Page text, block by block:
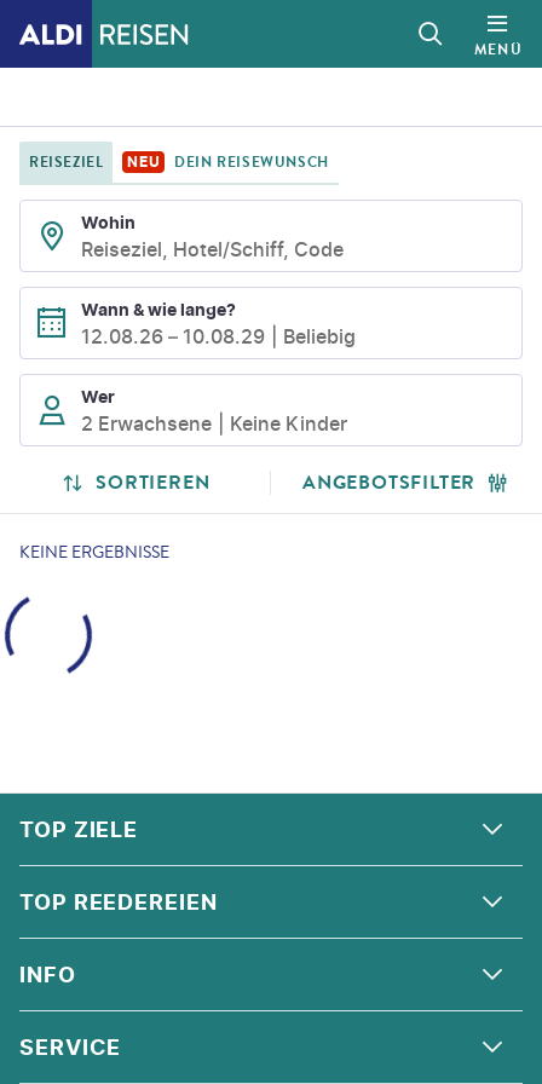
MENÜ
REISEZIEL NEU DEIN REISEWUNSCH
Wohin
Reiseziel, Hotel/Schiff, Code
Wann & wie lange?
12.08.26 – 10.08.29 Beliebig
Wer
2 Erwachsene Keine Kinder
SUCHLISTENSEITE
SUCHERGEBNISSE
SORTIEREN ANGEBOTSFILTER
KEINE ERGEBNISSE
TOP ZIELE
ALPEN
ANDALUSIEN
ORIENT
TOP REEDEREIEN
COSTA KREUZFAHRTEN
MSC CRUISES
INFO
ÜBER UNS
SERVICE